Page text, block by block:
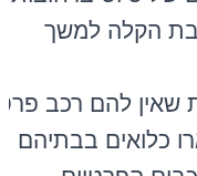
הקלה למשך
שאין להם רכב
כלואים בבתיהם